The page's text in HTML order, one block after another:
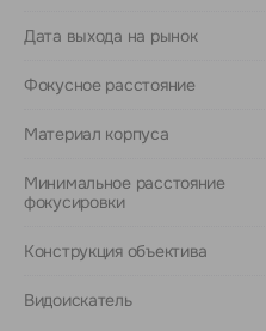
Дата выхода на рынок
Фокусное расстояние
Материал корпуса
Минимальное расстояние
фокусировки
Конструкция объектива
Видоискатель